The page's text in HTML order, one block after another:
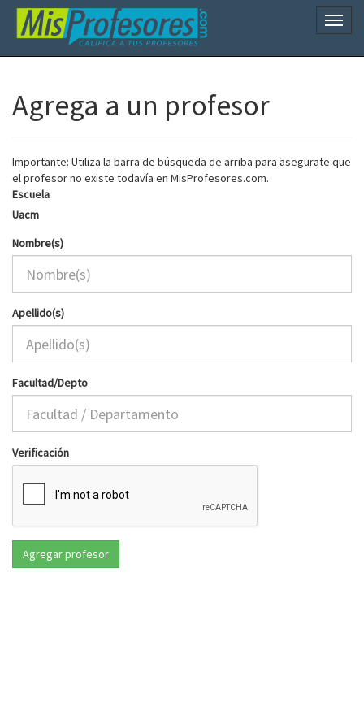
Agrega a un profesor
Importante: Utiliza la barra de búsqueda de arriba para asegurate que
el profesor no existe todavía en MisProfesores.com.
Escuela
Uacm
Nombre(s)
Apellido(s)
Facultad/Depto
Verificación